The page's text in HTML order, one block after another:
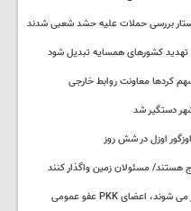
بررسی حملات علیه حشد شعبی شدند
تهدید کشورهای همسایه تبدیل شود
کردها معاونت روابط خارجی
دستگیر شد
در حالی که زندان ها از اعضای اپوزیسیون پر می شوند، اعضای PKK عفو عمومی